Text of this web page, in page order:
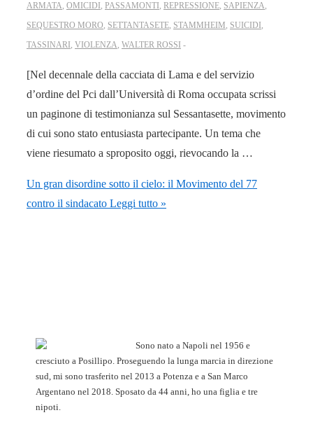
ARMATA, OMICIDI , PASSAMONTI , REPRESSIONE, SAPIENZA,
SEQUESTRO MORO, SETTANTASETE, STAMMHEIM, SUICIDI ,
TASSINARI , VIOLENZA, WALTER ROSSI
[Nel decennale della cacciata di Lama e del servizio
d’ordine del Pci dall’Università di Roma occupata scrissi
un paginone di testimonianza sul Sessantasette, movimento
di cui sono stato entusiasta partecipante. Un tema che
viene riesumato a sproposito oggi, rievocando la …
Un gran disordine sotto il cielo: il Movimento del 77
contro il sindacato Leggi tutto »
Sono nato a Napoli nel 1956 e
cresciuto a Posillipo. Proseguendo la lunga marcia in direzione
sud, mi sono trasferito nel 2013 a Potenza e a San Marco
Argentano nel 2018. Sposato da 44 anni, ho una figlia e tre
nipoti.